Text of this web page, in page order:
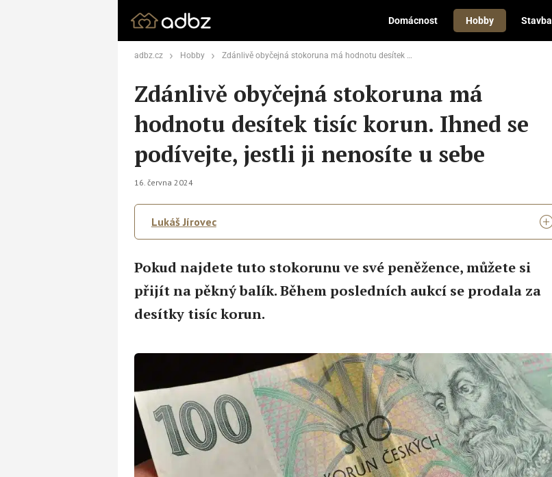
Domácnost Hobby Stavba
adbz.cz Hobby Zdánlivě obyčejná stokoruna má hodnotu desítek tisíc korun. Ihned se podívejte, jestli ji nenosíte u sebe
Zdánlivě obyčejná stokoruna má
hodnotu desítek tisíc korun. Ihned se
podívejte, jestli ji nenosíte u sebe
16. června 2024
Lukáš Jírovec
Pokud najdete tuto stokorunu ve své peněžence, můžete si
přijít na pěkný balík. Během posledních aukcí se prodala za
desítky tisíc korun.